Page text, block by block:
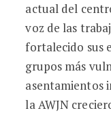
actual del
voz de las
fortalecido sus
grupos más
asentamientos
la AWJN